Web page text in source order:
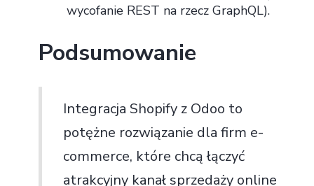
wycofanie REST na rzecz GraphQL).
Podsumowanie
Integracja Shopify z Odoo to
potężne rozwiązanie dla firm e-
commerce, które chcą łączyć
atrakcyjny kanał sprzedaży online